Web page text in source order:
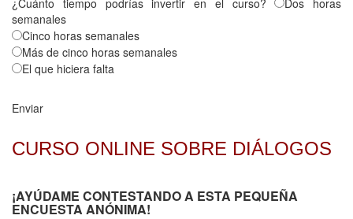
semanales
Cinco horas semanales
Más de cinco horas semanales
El que hiciera falta
Enviar
CURSO ONLINE SOBRE DIÁLOGOS
¡AYÚDAME CONTESTANDO A ESTA PEQUEÑA
ENCUESTA ANÓNIMA!